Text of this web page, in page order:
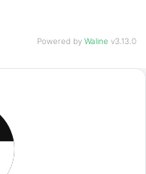
Powered by Waline v3.13.0